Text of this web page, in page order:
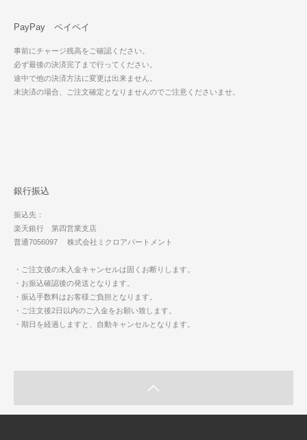
PayPay ペイペイ
事前にチャージ残高をご確認ください。
必ず最後の決済完了まで行ってください。
途中で他の決済方法に変更は出来ません。
未決済の場合、ご注文確定となりませんのでご注意くださいませ。
銀行振込
振込先：
楽天銀行 第四営業支店
普通7056097 株式会社ミクロアパートメント
・ご注文後の未入金キャンセルは固くお断りします。
・お振込確認後の発送となります。
・振込手数料はお客様ご負担となります。
・ご注文後2日以内のご入金をお願い致します。
・期日を経過しますと、自動キャンセルとなります。